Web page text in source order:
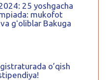
25 yoshgacha
mukofot
gʻoliblar Bakuga
o’qish